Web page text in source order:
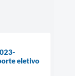
eletivo